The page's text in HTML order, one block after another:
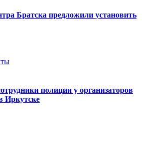
Братска предложили установить
полиции у организаторов
Иркутске